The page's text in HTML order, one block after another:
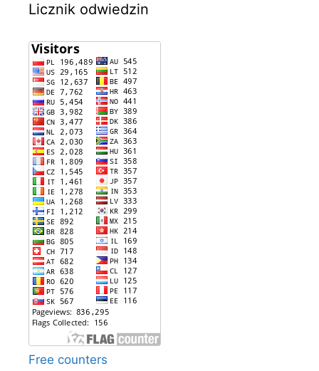
Licznik odwiedzin
Free counters